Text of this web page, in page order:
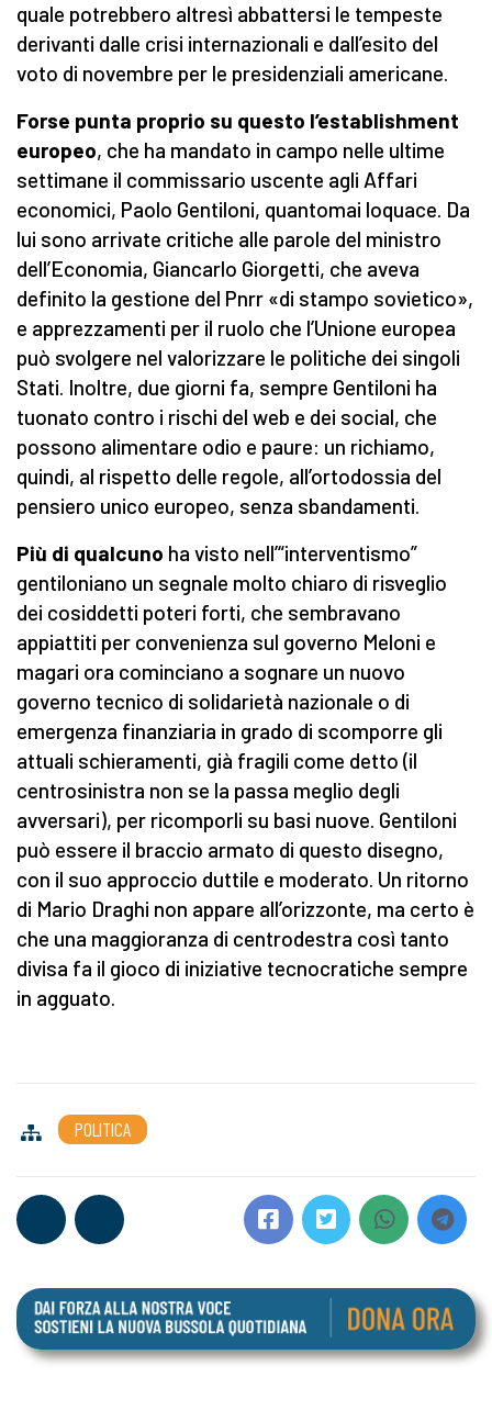
quale potrebbero altresì abbattersi le tempeste
derivanti dalle crisi internazionali e dall’esito del
voto di novembre per le presidenziali americane.
Forse punta proprio su questo l’establishment
europeo, che ha mandato in campo nelle ultime
settimane il commissario uscente agli Affari
economici, Paolo Gentiloni, quantomai loquace. Da
lui sono arrivate critiche alle parole del ministro
dell’Economia, Giancarlo Giorgetti, che aveva
definito la gestione del Pnrr «di stampo sovietico»,
e apprezzamenti per il ruolo che l’Unione europea
può svolgere nel valorizzare le politiche dei singoli
Stati. Inoltre, due giorni fa, sempre Gentiloni ha
tuonato contro i rischi del web e dei social, che
possono alimentare odio e paure: un richiamo,
quindi, al rispetto delle regole, all’ortodossia del
pensiero unico europeo, senza sbandamenti.
Più di qualcuno ha visto nell’“interventismo”
gentiloniano un segnale molto chiaro di risveglio
dei cosiddetti poteri forti, che sembravano
appiattiti per convenienza sul governo Meloni e
magari ora cominciano a sognare un nuovo
governo tecnico di solidarietà nazionale o di
emergenza finanziaria in grado di scomporre gli
attuali schieramenti, già fragili come detto (il
centrosinistra non se la passa meglio degli
avversari), per ricomporli su basi nuove. Gentiloni
può essere il braccio armato di questo disegno,
con il suo approccio duttile e moderato. Un ritorno
di Mario Draghi non appare all’orizzonte, ma certo è
che una maggioranza di centrodestra così tanto
divisa fa il gioco di iniziative tecnocratiche sempre
in agguato.
POLITICA